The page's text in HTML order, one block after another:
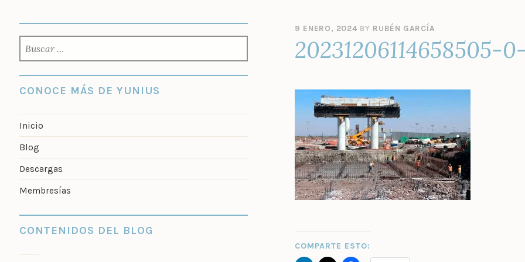
9 ENERO, 2024 BY RUBÉN GARCÍA
20231206114658505-0-
COMPARTE ESTO:
CONOCE MÁS DE YUNIUS
Inicio
Blog
Descargas
Membresías
CONTENIDOS DEL BLOG